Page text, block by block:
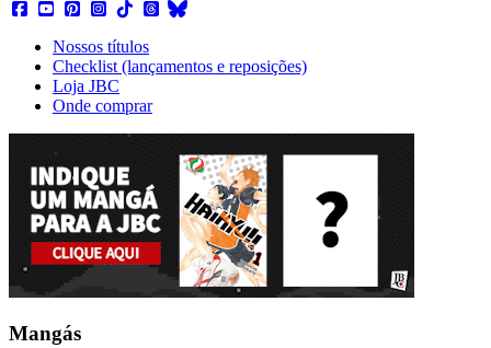
Nossos títulos
Checklist (lançamentos e reposições)
Loja JBC
Onde comprar
Mangás